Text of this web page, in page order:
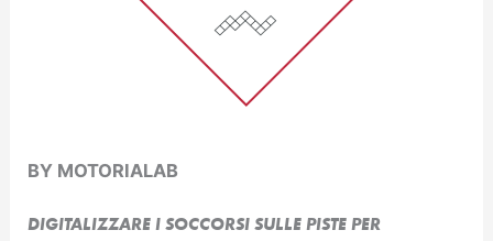
BY MOTORIALAB
DIGITALIZZARE I SOCCORSI SULLE PISTE PER